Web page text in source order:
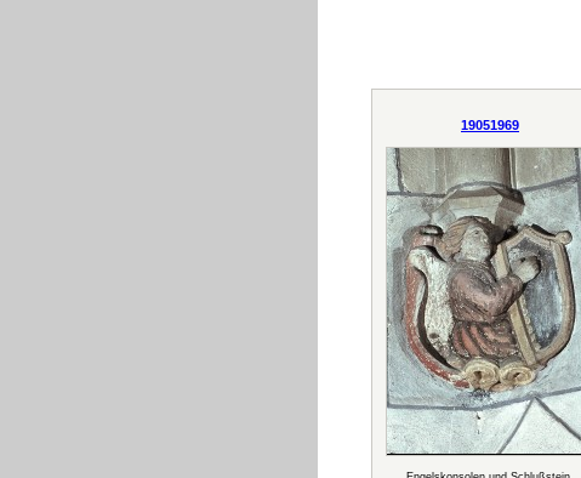
19051969